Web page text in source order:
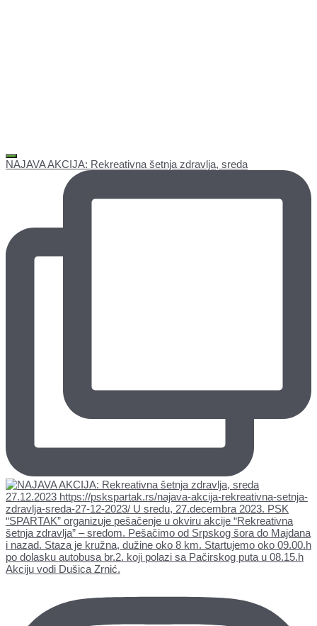
NAJAVA AKCIJA: Rekreativna šetnja zdravlja, sreda